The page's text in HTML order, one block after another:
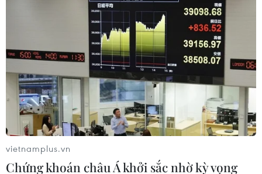
Công nhân Thành phố Hồ Chí Minh vào cổng kiểm soát tại ga
Sài Gòn về quê đón Tết Quý mão 2023 . (Ảnh: Thanh
Vũ/TTXVN)
Bộ Y tế chỉ đạo các Sở Y tế và cơ sở khám, chữa
bệnh trong cả nước tăng cường lực lượng,
phương tiện, trang thiết bị y tế, thuốc men để
bảo đảm khả năng cao nhất trong việc cứu chữa
nạn nhân tai nạn giao thông, giảm thiểu thiệt
hại về người trong trường hợp xảy ra tai nạn
giao thông.
vietnamplus.vn
Chứng khoán châu Á khởi sắc nhờ kỳ vọng